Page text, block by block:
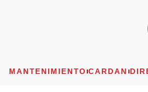
MANTENIMIENTO CARDAN